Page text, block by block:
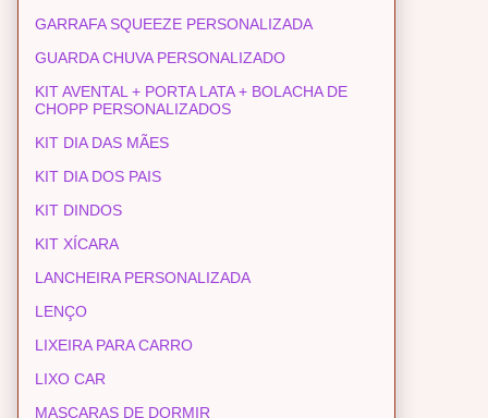
GARRAFA SQUEEZE PERSONALIZADA
GUARDA CHUVA PERSONALIZADO
KIT AVENTAL + PORTA LATA + BOLACHA DE
CHOPP PERSONALIZADOS
KIT DIA DAS MÃES
KIT DIA DOS PAIS
KIT DINDOS
KIT XÍCARA
LANCHEIRA PERSONALIZADA
LENÇO
LIXEIRA PARA CARRO
LIXO CAR
MASCARAS DE DORMIR